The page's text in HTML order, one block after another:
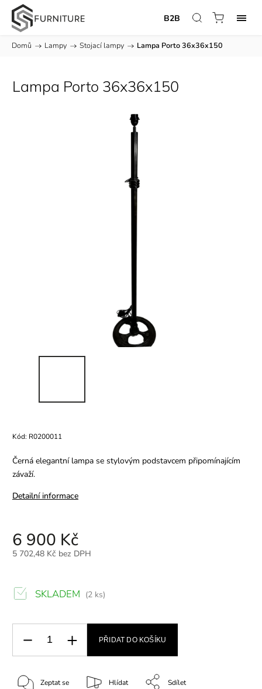
B2B
Domů / Lampy / Stojací lampy / Lampa Porto 36x36x150
Lampa Porto 36x36x150
Kód: R0200011
Černá elegantní lampa se stylovým podstavcem připomínajícím
závaží.
Detailní informace
6 900 Kč
5 702,48 Kč bez DPH
SKLADEM (2 ks)
PŘIDAT DO KOŠÍKU
Zeptat se Hlídat Sdílet